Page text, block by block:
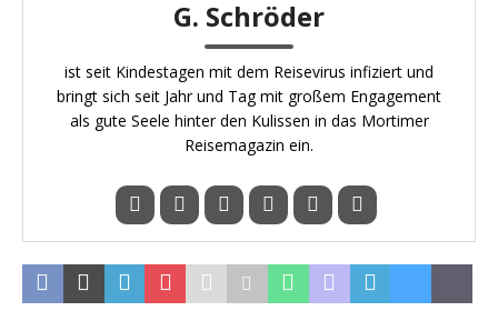
G. Schröder
ist seit Kindestagen mit dem Reisevirus infiziert und
bringt sich seit Jahr und Tag mit großem Engagement
als gute Seele hinter den Kulissen in das Mortimer
Reisemagazin ein.